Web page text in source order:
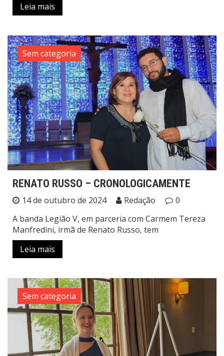
Leia mais
Sem categoria
RENATO RUSSO – CRONOLOGICAMENTE
14 de outubro de 2024 Redação
0
A banda Legião V, em parceria com Carmem Tereza
Manfredini, irmã de Renato Russo, tem
Leia mais
Sem categoria